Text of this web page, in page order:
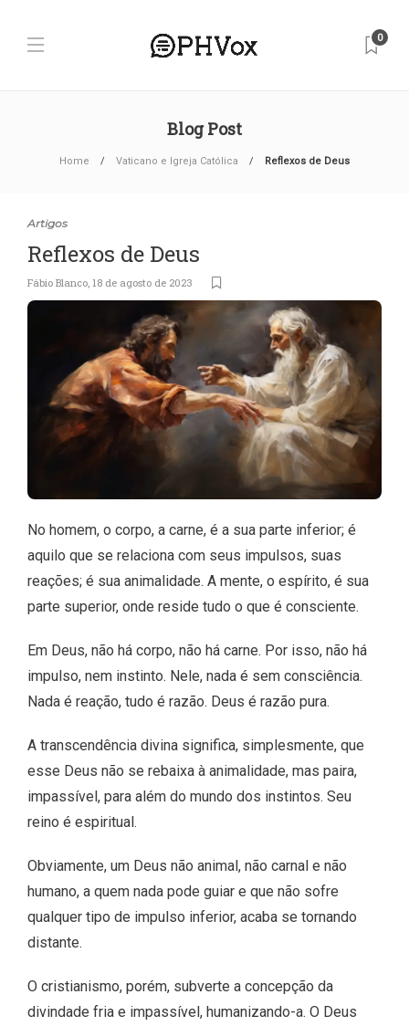
0
Blog Post
Home Vaticano e Igreja Católica Reflexos de Deus
Artigos
Reflexos de Deus
Fábio Blanco, 18 de agosto de 2023
No homem, o corpo, a carne, é a sua parte inferior; é
aquilo que se relaciona com seus impulsos, suas
reações; é sua animalidade. A mente, o espírito, é sua
parte superior, onde reside tudo o que é consciente.
Em Deus, não há corpo, não há carne. Por isso, não há
impulso, nem instinto. Nele, nada é sem consciência.
Nada é reação, tudo é razão. Deus é razão pura.
A transcendência divina significa, simplesmente, que
esse Deus não se rebaixa à animalidade, mas paira,
impassível, para além do mundo dos instintos. Seu
reino é espiritual.
Obviamente, um Deus não animal, não carnal e não
humano, a quem nada pode guiar e que não sofre
qualquer tipo de impulso inferior, acaba se tornando
distante.
O cristianismo, porém, subverte a concepção da
divindade fria e impassível, humanizando-a. O Deus